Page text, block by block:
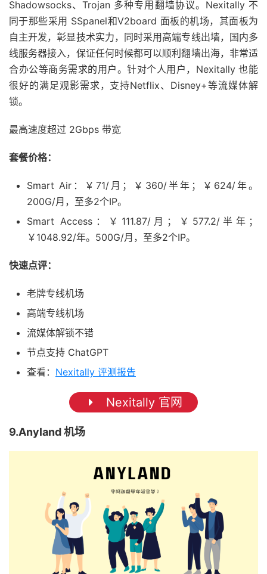
Shadowsocks、Trojan 多种专用翻墙协议。Nexitally 不
同于那些采用 SSpanel和V2board 面板的机场，其面板为
自主开发，彰显技术实力，同时采用高端专线出墙，国内多
线服务器接入，保证任何时候都可以顺利翻墙出海，非常适
合办公等商务需求的用户。针对个人用户，Nexitally 也能
很好的满足观影需求，支持Netflix、Disney+等流媒体解
锁。
最高速度超过 2Gbps 带宽
套餐价格：
Smart Air：￥71/月；￥360/半年；￥624/年。
200G/月，至多2个IP。
Smart Access：￥111.87/月；￥577.2/半年；
￥1048.92/年。500G/月，至多2个IP。
快速点评：
老牌专线机场
高端专线机场
流媒体解锁不错
节点支持 ChatGPT
查看： Nexitally 评测报告
Nexitally 官网
9.Anyland 机场